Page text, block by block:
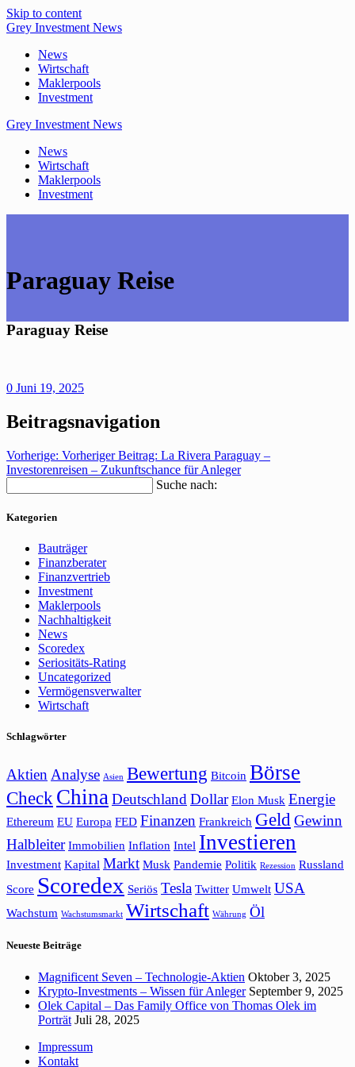
Skip to content
Grey Investment News
News
Wirtschaft
Maklerpools
Investment
Grey Investment News
News
Wirtschaft
Maklerpools
Investment
Paraguay Reise
Paraguay Reise
0 Juni 19, 2025
Beitragsnavigation
Vorherige: Vorheriger Beitrag: La Rivera Paraguay –
Investorenreisen – Zukunftschance für Anleger
Suche nach:
Kategorien
Bauträger
Finanzberater
Finanzvertrieb
Investment
Maklerpools
Nachhaltigkeit
News
Scoredex
Seriositäts-Rating
Uncategorized
Vermögensverwalter
Wirtschaft
Schlagwörter
Aktien Analyse Asien Bewertung Bitcoin Börse
Check ChinaDeutschland Dollar Elon Musk Energie
Ethereum EU Europa FED Finanzen Frankreich GeldGewinn
Halbleiter Immobilien Inflation Intel Investieren
Investment Kapital Markt Musk Pandemie Politik Rezession Russland
Score Scoredex Seriös Tesla Twitter Umwelt USA
Wachstum Wachstumsmarkt Wirtschaft Währung Öl
Neueste Beiträge
Magnificent Seven – Technologie-Aktien Oktober 3, 2025
Krypto-Investments – Wissen für Anleger September 9, 2025
Olek Capital – Das Family Office von Thomas Olek im
Porträt Juli 28, 2025
Impressum
Kontakt